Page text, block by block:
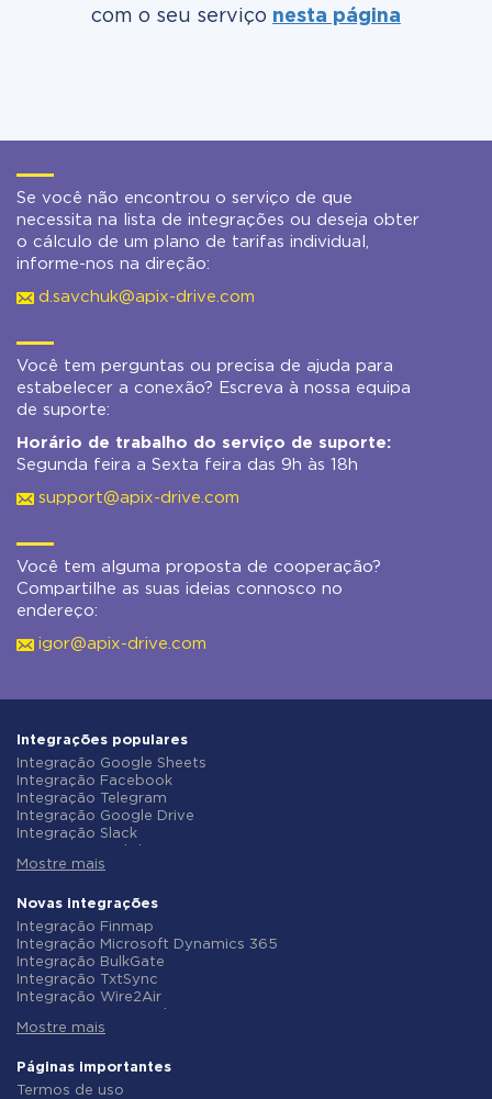
com o seu serviço nesta página
Se você não encontrou o serviço de que
necessita na lista de integrações ou deseja obter
o cálculo de um plano de tarifas individual,
informe-nos na direção:
d.savchuk@apix-drive.com
Você tem perguntas ou precisa de ajuda para
estabelecer a conexão? Escreva à nossa equipa
de suporte:
Horário de trabalho do serviço de suporte:
Segunda feira a Sexta feira das 9h às 18h
support@apix-drive.com
Você tem alguma proposta de cooperação?
Compartilhe as suas ideias connosco no
endereço:
igor@apix-drive.com
Integrações populares
Integração Google Sheets
Integração Facebook
Integração Telegram
Integração Google Drive
Integração Slack
Integração Gmail
Integração ClickUp
Integração Airtable
Integração Google Contacts
Integração OpenAI (ChatGPT)
Integração Instagram
Integração ActiveCampaign
Integração Typeform
Integração Salesforce CRM
Integração Notion
Mostre mais
Novas integrações
Integração Finmap
Integração Microsoft Dynamics 365
Integração BulkGate
Integração TxtSync
Integração Wire2Air
Integração Infobip
Integração AtomPark
Integração TXTImpact
Mostre mais
Páginas importantes
Termos de uso